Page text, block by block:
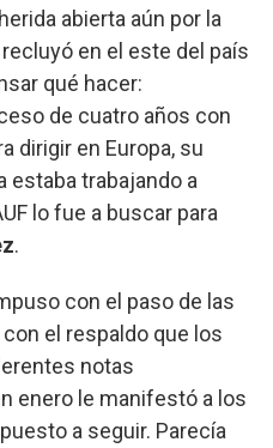
abierta aún por la
en el este del país
qué hacer:
de cuatro años con
dirigir en Europa, su
estaba trabajando a
lo fue a buscar para
.
con el paso de las
el respaldo que los
notas
enero le manifestó a los
a seguir. Parecía